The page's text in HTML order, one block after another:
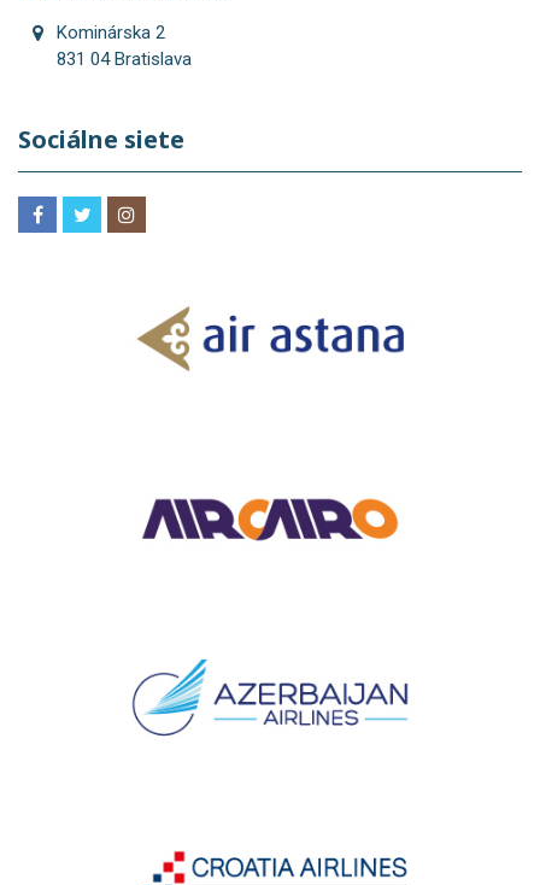
Kominárska 2
831 04 Bratislava
Sociálne siete